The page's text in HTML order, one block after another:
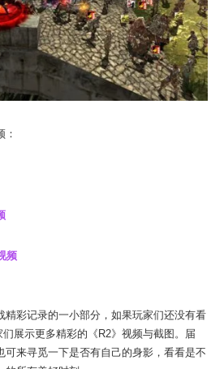
频
彩记录的一小部分，如果玩家们还没有看
展示更多精彩的《R2》视频与截图。届
可来寻觅一下是否有自己的身影，看看是不